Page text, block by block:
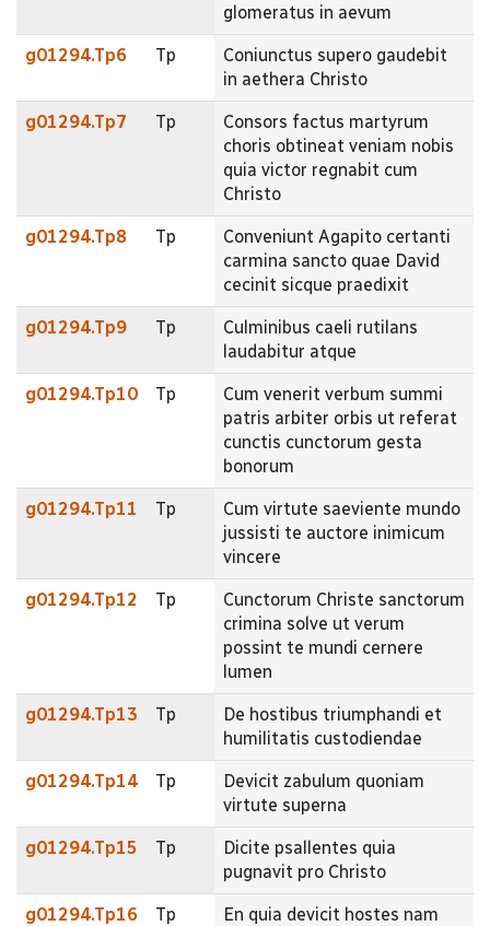
glomeratus in aevum
g01294.Tp6 Tp
Coniunctus supero gaudebit
in aethera Christo
g01294.Tp7 Tp
Consors factus martyrum
choris obtineat veniam nobis
quia victor regnabit cum
Christo
g01294.Tp8 Tp
Conveniunt Agapito certanti
carmina sancto quae David
cecinit sicque praedixit
g01294.Tp9 Tp
Culminibus caeli rutilans
laudabitur atque
g01294.Tp10 Tp
Cum venerit verbum summi
patris arbiter orbis ut referat
cunctis cunctorum gesta
bonorum
g01294.Tp11 Tp
Cum virtute saeviente mundo
jussisti te auctore inimicum
vincere
g01294.Tp12 Tp
Cunctorum Christe sanctorum
crimina solve ut verum
possint te mundi cernere
lumen
g01294.Tp13 Tp
De hostibus triumphandi et
humilitatis custodiendae
g01294.Tp14 Tp
Devicit zabulum quoniam
virtute superna
g01294.Tp15 Tp
Dicite psallentes quia
pugnavit pro Christo
g01294.Tp16 Tp
En quia devicit hostes nam